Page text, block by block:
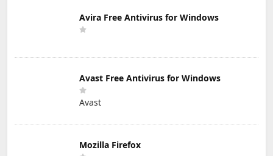
Avira Free Antivirus for Windows
Avast Free Antivirus for Windows
Avast
Mozilla Firefox